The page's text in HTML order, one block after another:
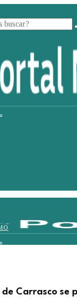
Carrasco se